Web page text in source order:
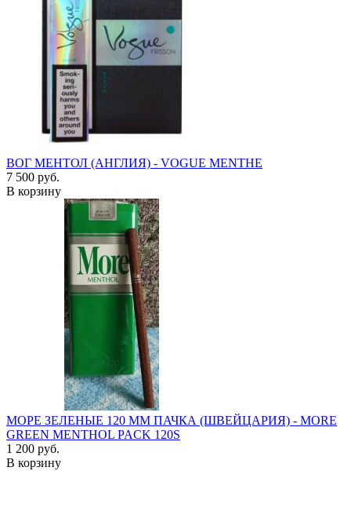
ВОГ МЕНТОЛ (АНГЛИЯ) - VOGUE MENTHE
7 500 руб.
В корзину
МОРЕ ЗЕЛЕНЫЕ 120 ММ ПАЧКА (ШВЕЙЦАРИЯ) - MORE
GREEN MENTHOL PACK 120S
1 200 руб.
В корзину